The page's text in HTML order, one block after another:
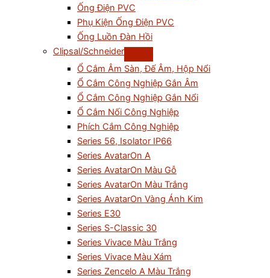
Ống Điện PVC
Phụ Kiện Ống Điện PVC
Ống Luồn Đàn Hồi
Clipsal/Schneider
Ổ Cắm Âm Sàn, Đế Âm, Hộp Nổi
Ổ Cắm Công Nghiệp Gắn Âm
Ổ Cắm Công Nghiệp Gắn Nổi
Ổ Cắm Nối Công Nghiệp
Phích Cắm Công Nghiệp
Series 56, Isolator IP66
Series AvatarOn A
Series AvatarOn Màu Gỗ
Series AvatarOn Màu Trắng
Series AvatarOn Vàng Ánh Kim
Series E30
Series S-Classic 30
Series Vivace Màu Trắng
Series Vivace Màu Xám
Series Zencelo A Màu Trắng